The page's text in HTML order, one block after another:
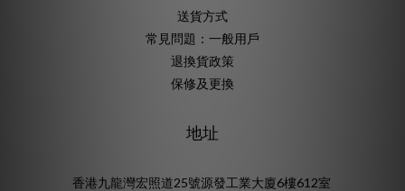
送貨方式
常見問題：一般用戶
退換貨政策
保修及更換
地址
香港九龍灣宏照道25號源發工業大廈6樓612室